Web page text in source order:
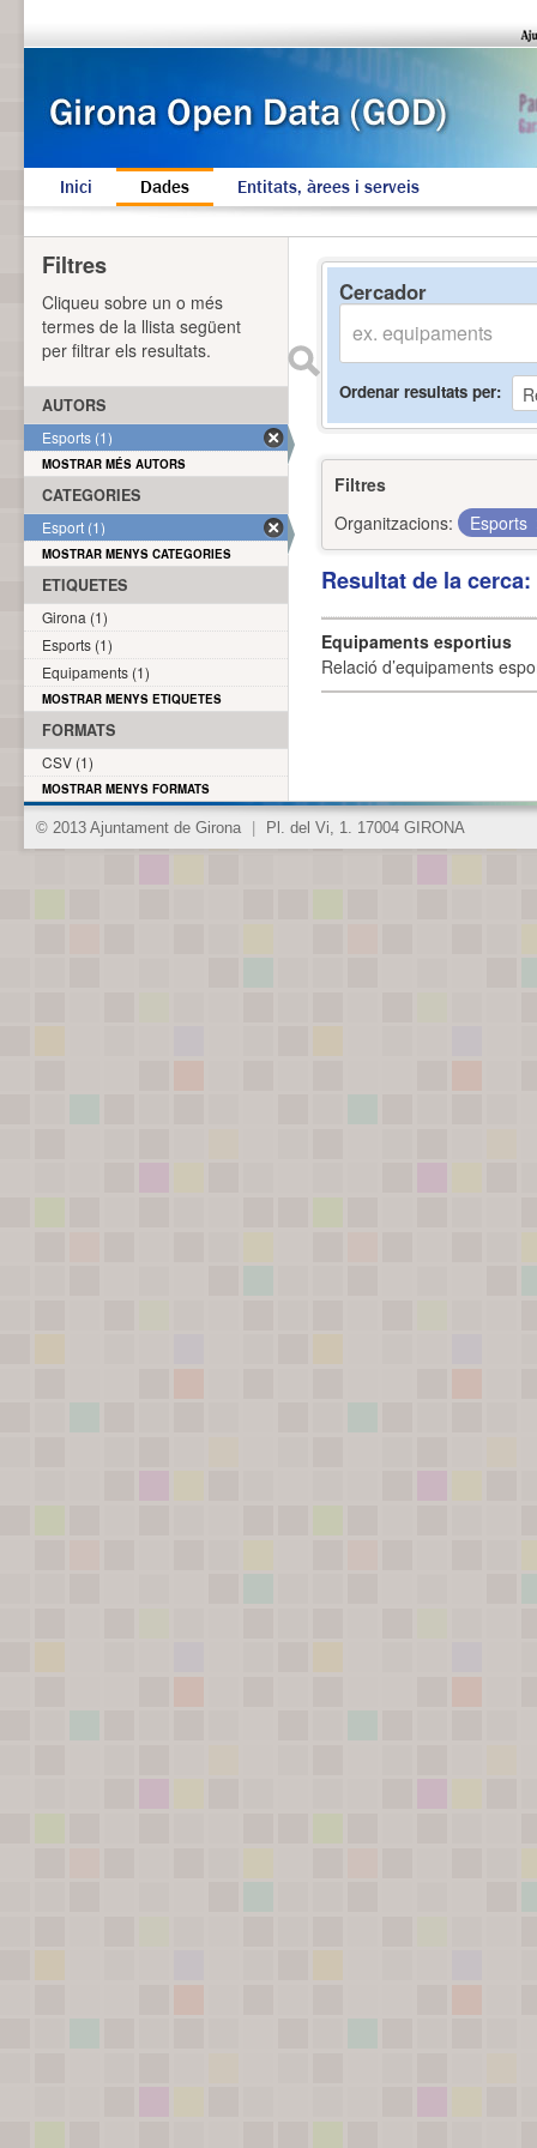
Inici Dades Entitats, àrees i serveis
Cercador
Ordenar resultats per
Filtres
Organitzacions:
Esports
Resultat de la
Equipaments esportius
Relació d’equipaments
Filtres
Cliqueu sobre un o més
termes de la llista següent
per filtrar els resultats.
AUTORS
Esports (1)
MOSTRAR MÉS AUTORS
CATEGORIES
Esport (1)
MOSTRAR MENYS CATEGORIES
ETIQUETES
Girona (1)
Esports (1)
Equipaments (1)
MOSTRAR MENYS ETIQUETES
FORMATS
CSV (1)
MOSTRAR MENYS FORMATS
© 2013 Ajuntament de Girona Pl. del Vi, 1. 17004 GIRONA